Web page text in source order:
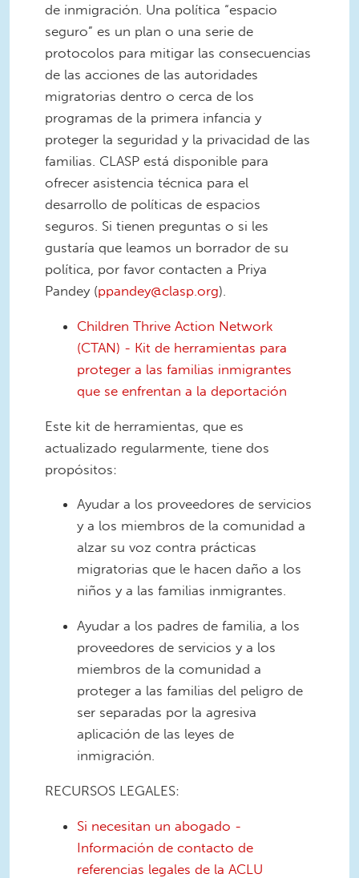
de inmigración. Una política “espacio
seguro” es un plan o una serie de
protocolos para mitigar las consecuencias
de las acciones de las autoridades
migratorias dentro o cerca de los
programas de la primera infancia y
proteger la seguridad y la privacidad de las
familias. CLASP está disponible para
ofrecer asistencia técnica para el
desarrollo de políticas de espacios
seguros. Si tienen preguntas o si les
gustaría que leamos un borrador de su
política, por favor contacten a Priya
Pandey (ppandey@clasp.org).
Children Thrive Action Network
(CTAN) - Kit de herramientas para
proteger a las familias inmigrantes
que se enfrentan a la deportación
Este kit de herramientas, que es
actualizado regularmente, tiene dos
propósitos:
Ayudar a los proveedores de servicios
y a los miembros de la comunidad a
alzar su voz contra prácticas
migratorias que le hacen daño a los
niños y a las familias inmigrantes.
Ayudar a los padres de familia, a los
proveedores de servicios y a los
miembros de la comunidad a
proteger a las familias del peligro de
ser separadas por la agresiva
aplicación de las leyes de
inmigración.
RECURSOS LEGALES:
Si necesitan un abogado -
Información de contacto de
referencias legales de la ACLU